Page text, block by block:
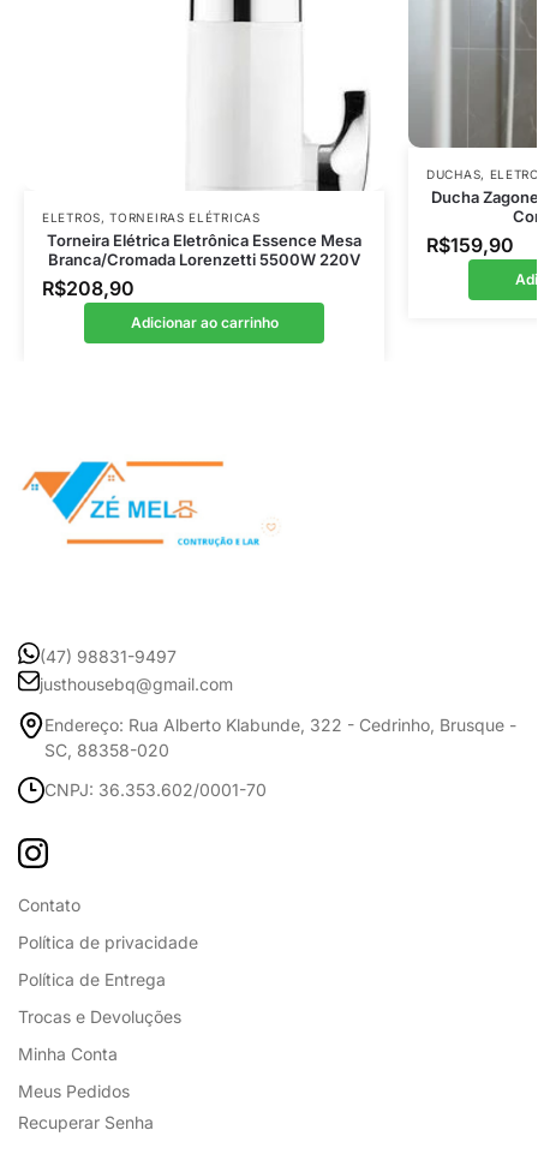
ELETROS,TORNEIRAS ELÉTRICAS
Torneira Elétrica Eletrônica Essence Mesa
Branca/Cromada Lorenzetti 5500W 220V
R$208,90
Adicionar ao carrinho
DUCHAS,
Ducha
R$159,90
(47) 98831-9497
justhousebq@gmail.com
Endereço: Rua Alberto Klabunde, 322 - Cedrinho, Brusque -
SC, 88358-020
CNPJ: 36.353.602/0001-70
Contato
Política de privacidade
Política de Entrega
Trocas e Devoluções
Minha Conta
Meus Pedidos
Recuperar Senha